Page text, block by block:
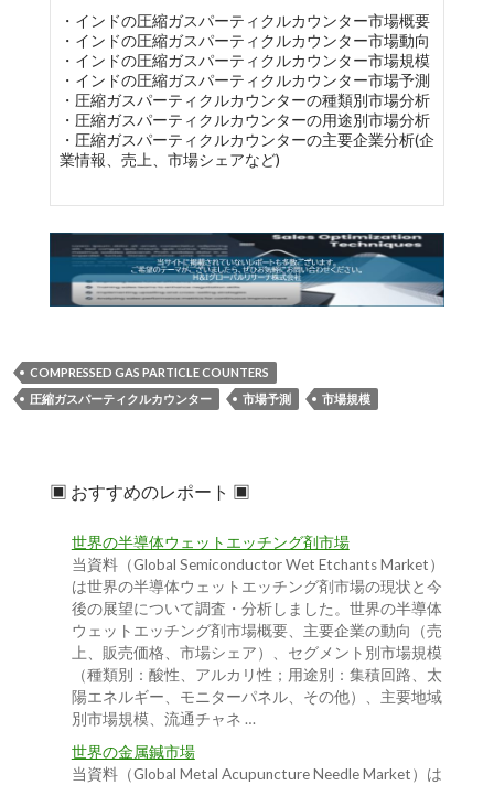
・インドの圧縮ガスパーティクルカウンター市場概要
・インドの圧縮ガスパーティクルカウンター市場動向
・インドの圧縮ガスパーティクルカウンター市場規模
・インドの圧縮ガスパーティクルカウンター市場予測
・圧縮ガスパーティクルカウンターの種類別市場分析
・圧縮ガスパーティクルカウンターの用途別市場分析
・圧縮ガスパーティクルカウンターの主要企業分析(企
業情報、売上、市場シェアなど)
COMPRESSED GAS PARTICLE COUNTERS
圧縮ガスパーティクルカウンター
市場予測 市場規模
▣ おすすめのレポート ▣
世界の半導体ウェットエッチング剤市場
当資料（Global Semiconductor Wet Etchants Market）
は世界の半導体ウェットエッチング剤市場の現状と今
後の展望について調査・分析しました。世界の半導体
ウェットエッチング剤市場概要、主要企業の動向（売
上、販売価格、市場シェア）、セグメント別市場規模
（種類別：酸性、アルカリ性；用途別：集積回路、太
陽エネルギー、モニターパネル、その他）、主要地域
別市場規模、流通チャネ …
世界の金属鍼市場
当資料（Global Metal Acupuncture Needle Market）は